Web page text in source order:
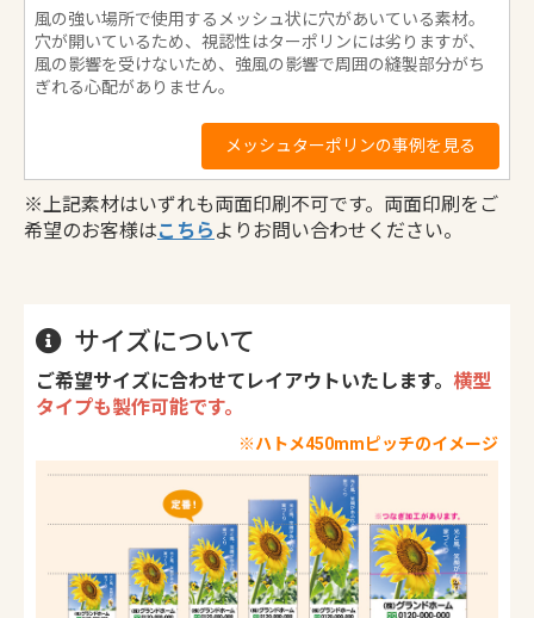
風の強い場所で使用するメッシュ状に穴があいている素材。
穴が開いているため、視認性はターポリンには劣りますが、
風の影響を受けないため、強風の影響で周囲の縫製部分がち
ぎれる心配がありません。
メッシュターポリンの事例を見る
※上記素材はいずれも両面印刷不可です。両面印刷をご
希望のお客様はこちら よりお問い合わせください。
サイズについて
ご希望サイズに合わせてレイアウトいたします。 横型
タイプも製作可能です。
※ハトメ450mmピッチのイメージ